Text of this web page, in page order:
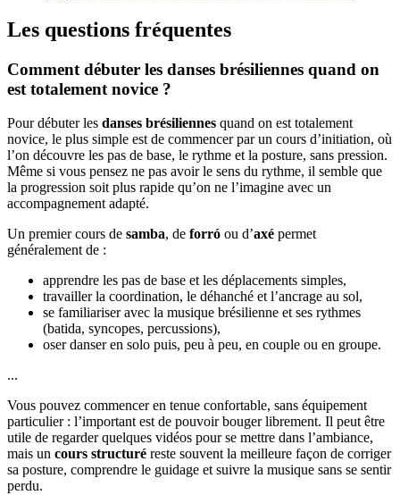
Les questions fréquentes
Comment débuter les danses brésiliennes quand on
est totalement novice ?
Pour débuter les danses brésiliennes quand on est totalement
novice, le plus simple est de commencer par un cours d’initiation, où
l’on découvre les pas de base, le rythme et la posture, sans pression.
Même si vous pensez ne pas avoir le sens du rythme, il semble que
la progression soit plus rapide qu’on ne l’imagine avec un
accompagnement adapté.
Un premier cours de samba, de forró ou d’axé permet
généralement de :
apprendre les pas de base et les déplacements simples,
travailler la coordination, le déhanché et l’ancrage au sol,
se familiariser avec la musique brésilienne et ses rythmes
(batida, syncopes, percussions),
oser danser en solo puis, peu à peu, en couple ou en groupe.
...
Vous pouvez commencer en tenue confortable, sans équipement
particulier : l’important est de pouvoir bouger librement. Il peut être
utile de regarder quelques vidéos pour se mettre dans l’ambiance,
mais un cours structuré reste souvent la meilleure façon de corriger
sa posture, comprendre le guidage et suivre la musique sans se sentir
perdu.